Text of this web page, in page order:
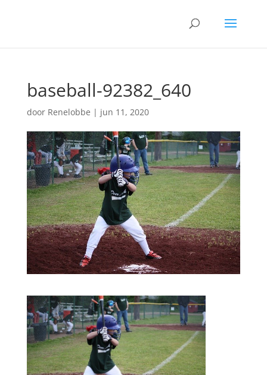
baseball-92382_640
door Renelobbe | jun 11, 2020